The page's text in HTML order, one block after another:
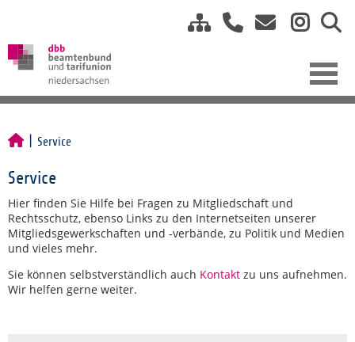
Service
Service
Hier finden Sie Hilfe bei Fragen zu Mitgliedschaft und
Rechtsschutz, ebenso Links zu den Internetseiten unserer
Mitgliedsgewerkschaften und -verbände, zu Politik und Medien
und vieles mehr.
Sie können selbstverständlich auch Kontakt zu uns aufnehmen.
Wir helfen gerne weiter.